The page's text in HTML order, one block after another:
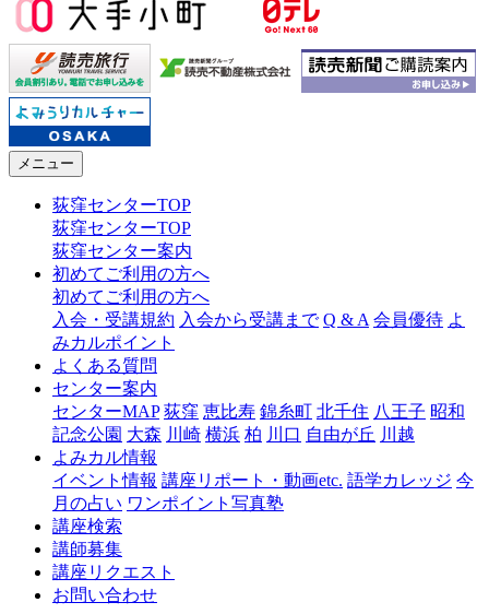
メニュー
荻窪センターTOP
荻窪センターTOP
荻窪センター案内
初めてご利用の方へ
初めてご利用の方へ
入会・受講規約 入会から受講まで Q & A 会員優待 よ
みカルポイント
よくある質問
センター案内
センターMAP 荻窪 恵比寿 錦糸町 北千住 八王子 昭和
記念公園 大森 川崎 横浜 柏 川口 自由が丘 川越
よみカル情報
イベント情報 講座リポート・動画etc. 語学カレッジ 今
月の占い ワンポイント写真塾
講座検索
講師募集
講座リクエスト
お問い合わせ